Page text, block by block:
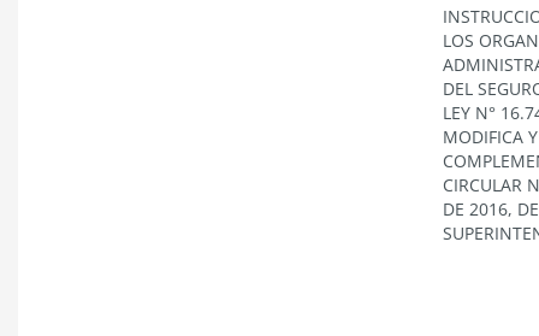
LOS
DEL
LEY N°
MODIFICA Y
CIRCULAR
DE 2016,